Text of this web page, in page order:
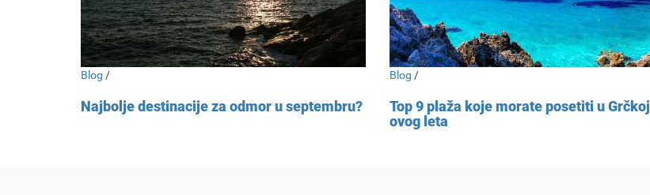
Blog /
Najbolje destinacije za odmor u septembru?
Blog /
Top 9 plaža koje morate posetiti u Grčkoj
ovog leta